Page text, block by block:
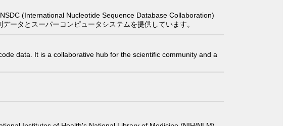
(International Nucleotide Sequence Database Collaboration)
ータとスーパーコンピュータシステムを提供しています。
data. It is a collaborative hub for the scientific community and a